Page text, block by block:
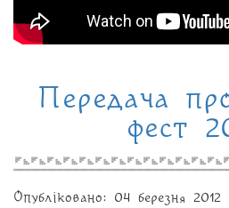
Передача
фест
Опубліковано: 04 березня 2012